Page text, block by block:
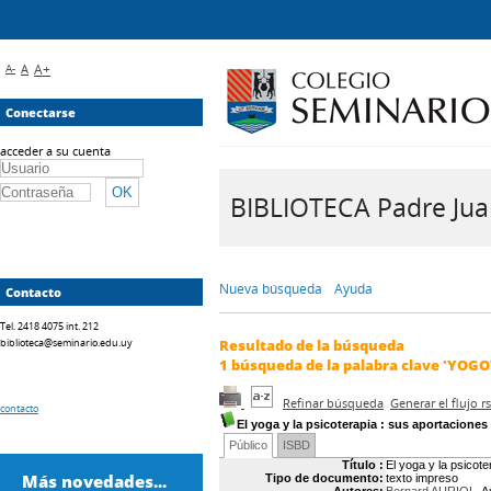
BIBLIOTECA Padre
Nueva búsqueda Ayuda
Resultado de la búsqueda
1 búsqueda de la palabra clave
Refinar búsqueda Generar el flujo
El yoga y la psicoterapia : sus
Público
ISBD
Título : El yoga y la
Tipo de documento: texto impreso
A- A A+
Conectarse
acceder a su cuenta
Contacto
Tel. 2418 4075 int. 212
biblioteca@seminario.edu.uy
contacto
Más novedades...